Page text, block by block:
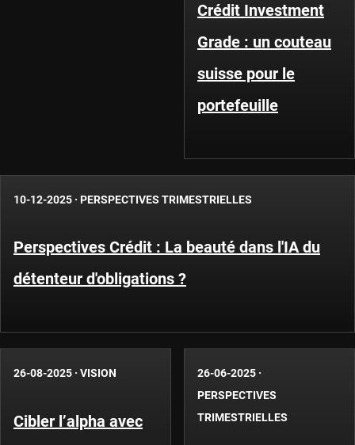
Crédit Investment
Grade : un couteau
suisse pour le
portefeuille
10-12-2025 · PERSPECTIVES TRIMESTRIELLES
Perspectives Crédit : La beauté dans l'IA du
détenteur d'obligations ?
26-08-2025 · VISION
Cibler l’alpha avec
26-06-2025 ·
PERSPECTIVES
TRIMESTRIELLES